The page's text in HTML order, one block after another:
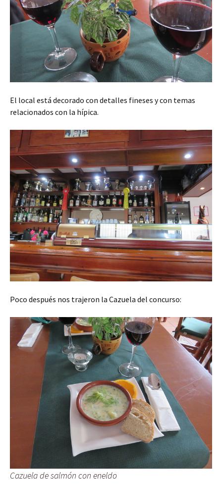
El local está decorado con detalles fineses y con temas
relacionados con la hípica.
Poco después nos trajeron la Cazuela del concurso:
Cazuela de salmón con eneldo